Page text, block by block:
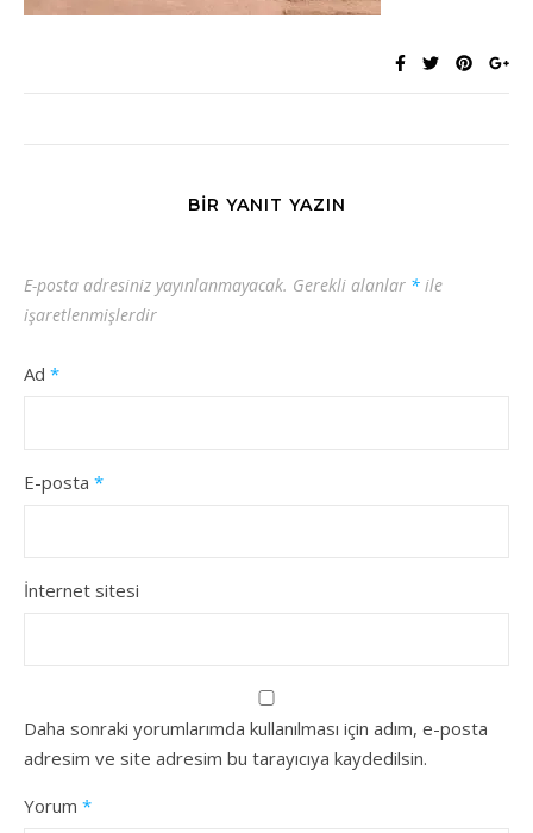
BIR YANIT YAZIN
E-posta adresiniz yayınlanmayacak. Gerekli alanlar * ile
işaretlenmişlerdir
Ad *
E-posta *
İnternet sitesi
Daha sonraki yorumlarımda kullanılması için adım, e-posta
adresim ve site adresim bu tarayıcıya kaydedilsin.
Yorum *